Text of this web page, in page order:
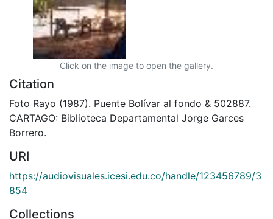
Click on the image to open the gallery.
Citation
Foto Rayo (1987). Puente Bolívar al fondo & 502887.
CARTAGO: Biblioteca Departamental Jorge Garces
Borrero.
URI
https://audiovisuales.icesi.edu.co/handle/123456789/3
854
Collections